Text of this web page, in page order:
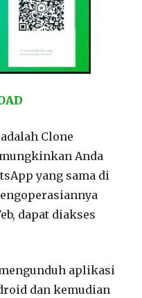
Clone
Anda
yang sama di
dapat diakses
aplikasi
dan kemudian